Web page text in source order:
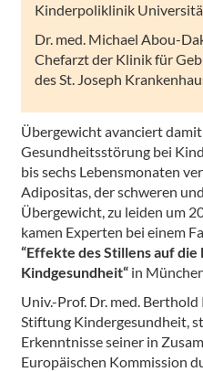
Kinderpoliklinik
Dr. med. Michael Abou-
Chefarzt der Klinik für
des St. Joseph
Übergewicht avanciert
Gesundheitsstörung bei
bis sechs Lebensmonaten
Adipositas, der schweren
Übergewicht, zu leiden um
kamen Experten bei einem
“Effekte des Stillens auf
Kindgesundheit“in
Univ.-Prof. Dr. med.
Stiftung Kindergesundheit,
Erkenntnisse seiner in
Europäischen Kommission